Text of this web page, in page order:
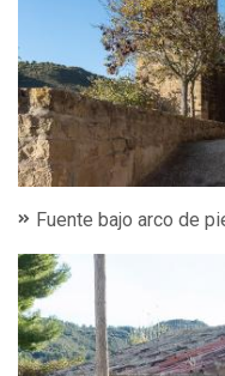
Fuente bajo arco de